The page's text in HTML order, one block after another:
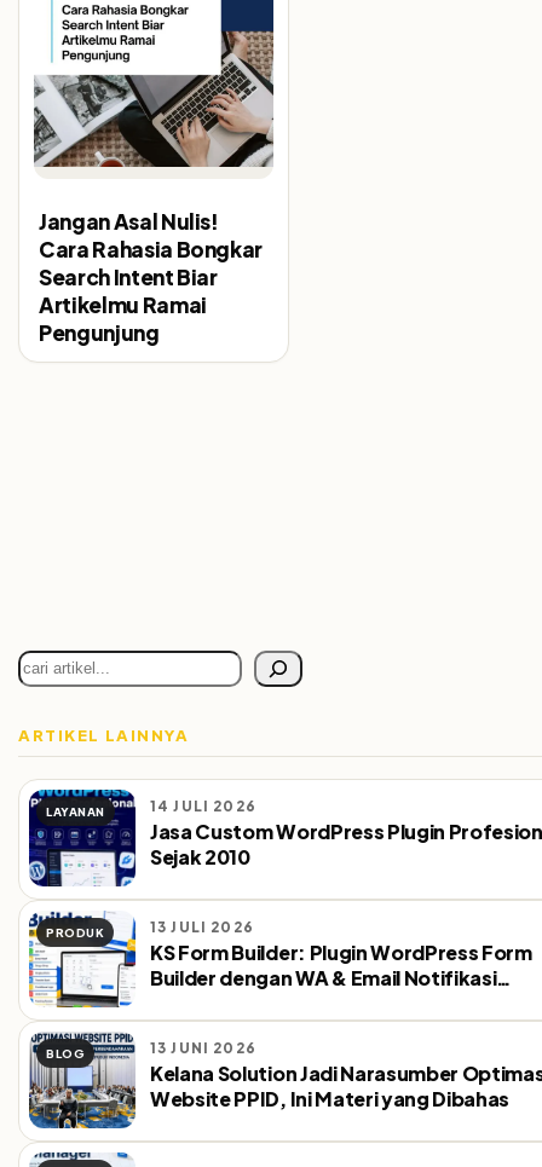
Jangan Asal Nulis!
Cara Rahasia Bongkar
Search Intent Biar
Artikelmu Ramai
Pengunjung
Cari
ARTIKEL LAINNYA
LAYANAN 14 JULI 2026
Jasa Custom WordPress Plugin
Sejak 2010
PRODUK 13 JULI 2026
KS Form Builder: Plugin WordPress Form
Builder dengan WA & Email Notifikasi
BLOG 13 JUNI 2026
Kelana Solution Jadi Narasumber
Website PPID, Ini Materi yang Dibahas